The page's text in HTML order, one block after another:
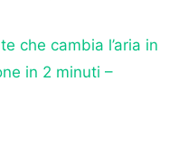
che cambia l’aria in
in 2 minuti –